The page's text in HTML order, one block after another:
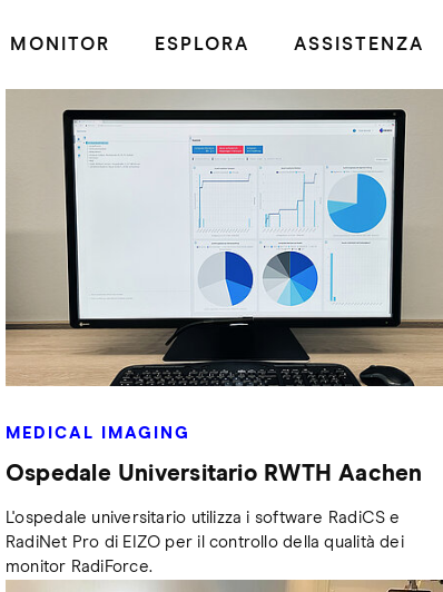
MONITOR ESPLORA ASSISTENZA
MEDICAL IMAGING
Ospedale Universitario RWTH Aachen
L'ospedale universitario utilizza i software RadiCS e
RadiNet Pro di EIZO per il controllo della qualità dei
monitor RadiForce.